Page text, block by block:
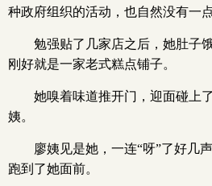
种政府组织的活动，也自然没有一
勉强贴了几家店之后，她肚子
刚好就是一家老式糕点铺子。
她嗅着味道推开门，迎面碰上
姨。
廖姨见是她，一连“呀”了好几
跑到了她面前。